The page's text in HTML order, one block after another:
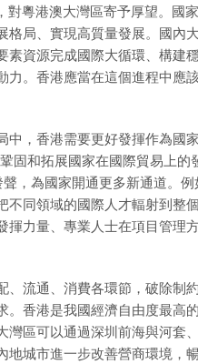
對粵港澳大灣區寄予厚望。國
格局、實現高質量發展。國內
素資源完成國際大循環、構建
力。香港應當在這個進程中應
，香港需要更好發揮作為國
固和拓展國家在國際貿易上
，為國家開通更多新通道。
不同領域的國際人才輻射到整
揮力量、專業人士在項目管理
、流通、消費各環節，破除制
。香港是我國經濟自由度最高
灣區可以通過深圳前海與河套
地城市進一步改善營商環境，